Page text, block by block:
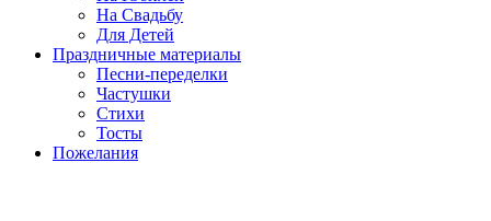
На Свадьбу
Для Детей
Праздничные материалы
Песни-переделки
Частушки
Стихи
Тосты
Пожелания